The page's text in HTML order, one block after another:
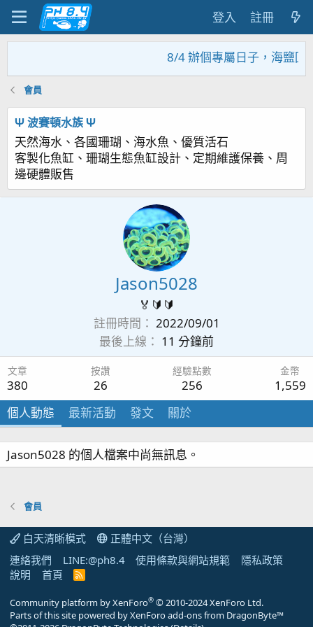
登入 註冊
8/4 辦個專屬日子，海鹽回
會員
Ψ 波賽頓水族 Ψ
天然海水、各國珊瑚、海水魚、優質活石
客製化魚缸、珊瑚生態魚缸設計、定期維護保養、周
邊硬體販售
Jason5028
🏅🔰🔰
註冊時間
2022/09/01
最後上線
11 分鐘前
文章
380
按讚
26
經驗點數
256
金幣
1,559
個人動態
最新活動 發文 關於
Jason5028 的個人檔案中尚無訊息。
會員
白天清晰模式
正體中文（台灣）
連絡我們
LINE:@ph8.4 使用條款與網站規範
隱私政策
說明
首頁
R
Community platform by XenForo® © 2010-2024 XenForo Ltd.
Parts of this site powered byXenForo add-ons from DragonByte™